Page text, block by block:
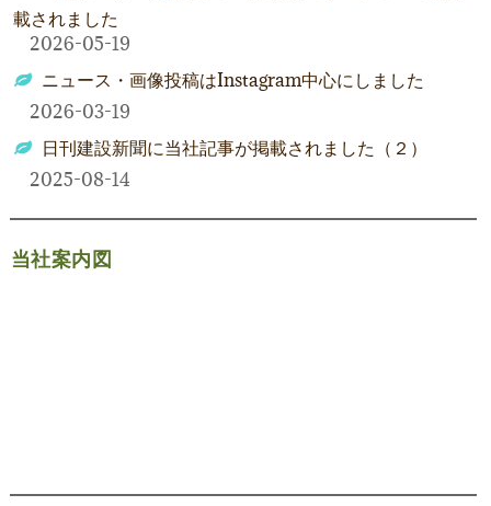
載されました
2026-05-19
ニュース・画像投稿はInstagram中心にしました
2026-03-19
日刊建設新聞に当社記事が掲載されました（２）
2025-08-14
当社案内図